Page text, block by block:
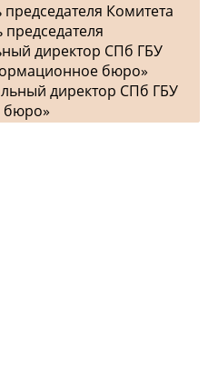
председателя Комитета
председателя
директор СПб ГБУ
бюро»
директор СПб ГБУ
бюро»